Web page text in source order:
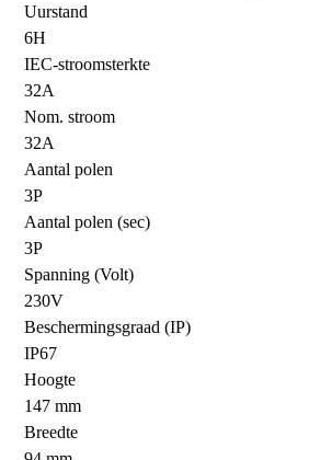
Uurstand
6H
IEC-stroomsterkte
32A
Nom. stroom
32A
Aantal polen
3P
Aantal polen (sec)
3P
Spanning (Volt)
230V
Beschermingsgraad (IP)
IP67
Hoogte
147 mm
Breedte